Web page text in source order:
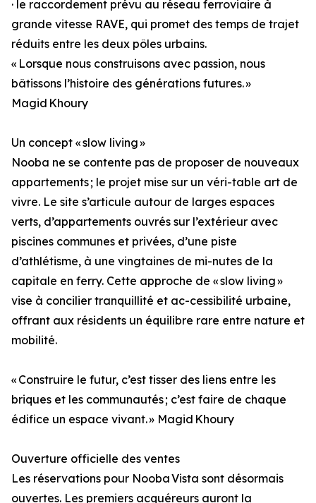
· le raccordement prévu au réseau ferroviaire à
grande vitesse RAVE, qui promet des temps de trajet
réduits entre les deux pôles urbains.
« Lorsque nous construisons avec passion, nous
bâtissons l’histoire des générations futures. »
Magid Khoury
Un concept « slow living »
Nooba ne se contente pas de proposer de nouveaux
appartements ; le projet mise sur un véri-table art de
vivre. Le site s’articule autour de larges espaces
verts, d’appartements ouvrés sur l’extérieur avec
piscines communes et privées, d’une piste
d’athlétisme, à une vingtaines de mi-nutes de la
capitale en ferry. Cette approche de « slow living »
vise à concilier tranquillité et ac-cessibilité urbaine,
offrant aux résidents un équilibre rare entre nature et
mobilité.
« Construire le futur, c’est tisser des liens entre les
briques et les communautés ; c’est faire de chaque
édifice un espace vivant. » Magid Khoury
Ouverture officielle des ventes
Les réservations pour Nooba Vista sont désormais
ouvertes. Les premiers acquéreurs auront la